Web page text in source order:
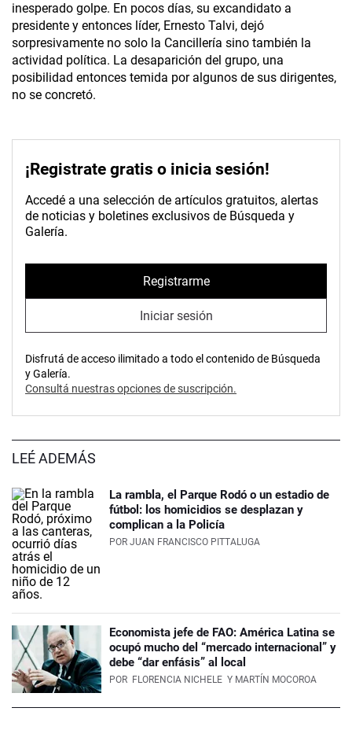
inesperado golpe. En pocos días, su excandidato a
presidente y entonces líder, Ernesto Talvi, dejó
sorpresivamente no solo la Cancillería sino también la
actividad política. La desaparición del grupo, una
posibilidad entonces temida por algunos de sus dirigentes,
no se concretó.
¡Registrate gratis o inicia sesión!
Accedé a una selección de artículos gratuitos, alertas
de noticias y boletines exclusivos de Búsqueda y
Galería.
Registrarme
Iniciar sesión
Disfrutá de acceso ilimitado a todo el contenido de Búsqueda
y Galería.
Consultá nuestras opciones de suscripción.
LEÉ ADEMÁS
La rambla, el Parque Rodó o un estadio de
fútbol: los homicidios se desplazan y
complican a la Policía
POR JUAN FRANCISCO PITTALUGA
Economista jefe de FAO: América Latina se
ocupó mucho del “mercado internacional” y
debe “dar enfásis” al local
POR FLORENCIA NICHELE Y MARTÍN MOCOROA